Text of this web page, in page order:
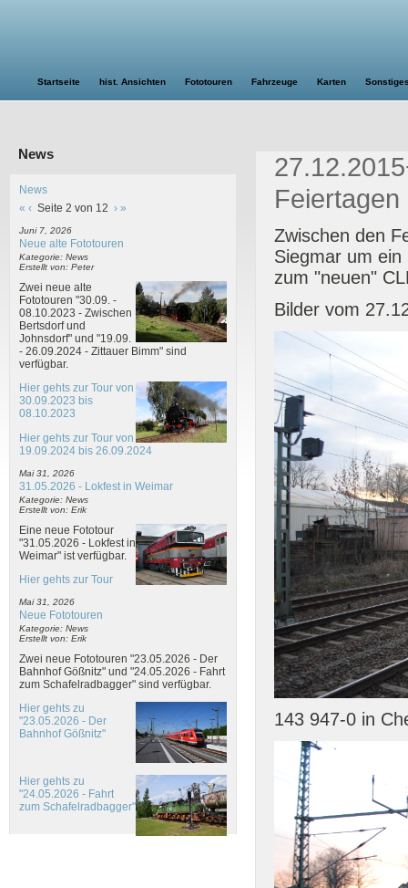
Startseite hist. Ansichten Fototouren Fahrzeuge Karten
News
News
« ‹ Seite 2 von 12 › »
Juni 7, 2026
Neue alte Fototouren
Kategorie: News
Erstellt von: Peter
Zwei neue alte
Fototouren "30.09. -
08.10.2023 - Zwischen
Bertsdorf und
Johnsdorf" und "19.09.
- 26.09.2024 - Zittauer Bimm" sind
verfügbar.
Hier gehts zur Tour von
30.09.2023 bis
08.10.2023
Hier gehts zur Tour von
19.09.2024 bis 26.09.2024
Mai 31, 2026
31.05.2026 - Lokfest in Weimar
Kategorie: News
Erstellt von: Erik
Eine neue Fototour
"31.05.2026 - Lokfest in
Weimar" ist verfügbar.
Hier gehts zur Tour
Mai 31, 2026
Neue Fototouren
Kategorie: News
Erstellt von: Erik
Zwei neue Fototouren "23.05.2026 - Der
Bahnhof Gößnitz" und "24.05.2026 - Fahrt
zum Schafelradbagger" sind verfügbar.
Hier gehts zu
"23.05.2026 - Der
Bahnhof Gößnitz"
Hier gehts zu
"24.05.2026 - Fahrt
zum Schafelradbagger"
Feiertagen
Zwischen den
Siegmar um
zum "neuen"
Bilder vom
143 947-0 in